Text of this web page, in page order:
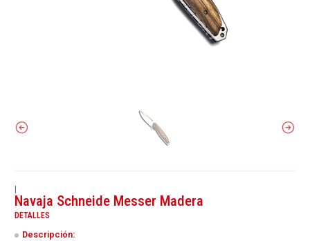
|
Navaja Schneide Messer Madera
DETALLES
Descripción: